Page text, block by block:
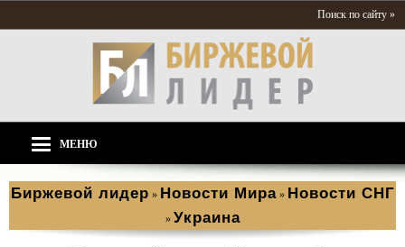
Поиск по сайту »
МЕНЮ
Биржевой лидер » Новости Мира » Новости СНГ
» Украина